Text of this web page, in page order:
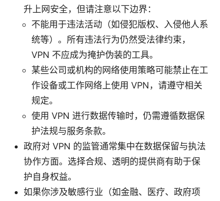
升上网安全，但请注意以下边界：
不能用于违法活动（如侵犯版权、入侵他人系
统等）。所有违法行为仍然受法律约束，
VPN 不应成为掩护伪装的工具。
某些公司或机构的网络使用策略可能禁止在工
作设备或工作网络上使用 VPN，请遵守相关
规定。
使用 VPN 进行数据传输时，仍需遵循数据保
护法规与服务条款。
政府对 VPN 的监管通常集中在数据保留与执法
协作方面。选择合规、透明的提供商有助于保
护自身权益。
如果你涉及敏感行业（如金融、医疗、政府项